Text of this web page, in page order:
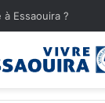
à Essaouira